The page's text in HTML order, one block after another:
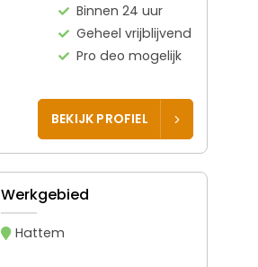
Binnen 24 uur
Geheel vrijblijvend
Pro deo mogelijk
BEKIJK PROFIEL
Werkgebied
Hattem